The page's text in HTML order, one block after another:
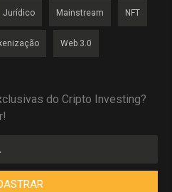
Jurídico Mainstream NFT
Web 3.0
do Cripto Investing?